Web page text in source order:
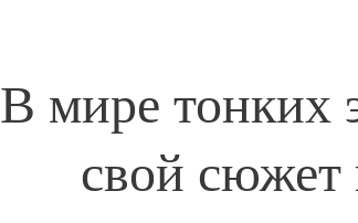
В мире тонких
свой